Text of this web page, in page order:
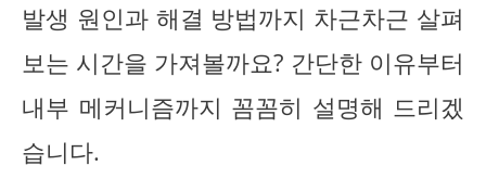
발생 원인과 해결 방법까지 차근차근 살펴
보는 시간을 가져볼까요? 간단한 이유부터
내부 메커니즘까지 꼼꼼히 설명해 드리겠
습니다.